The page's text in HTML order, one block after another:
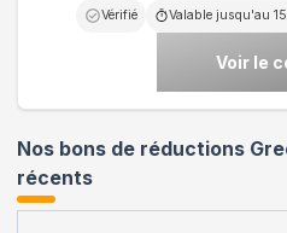
Vérifié Valable jusqu'au
Voir le
Nos bons de réductions
récents